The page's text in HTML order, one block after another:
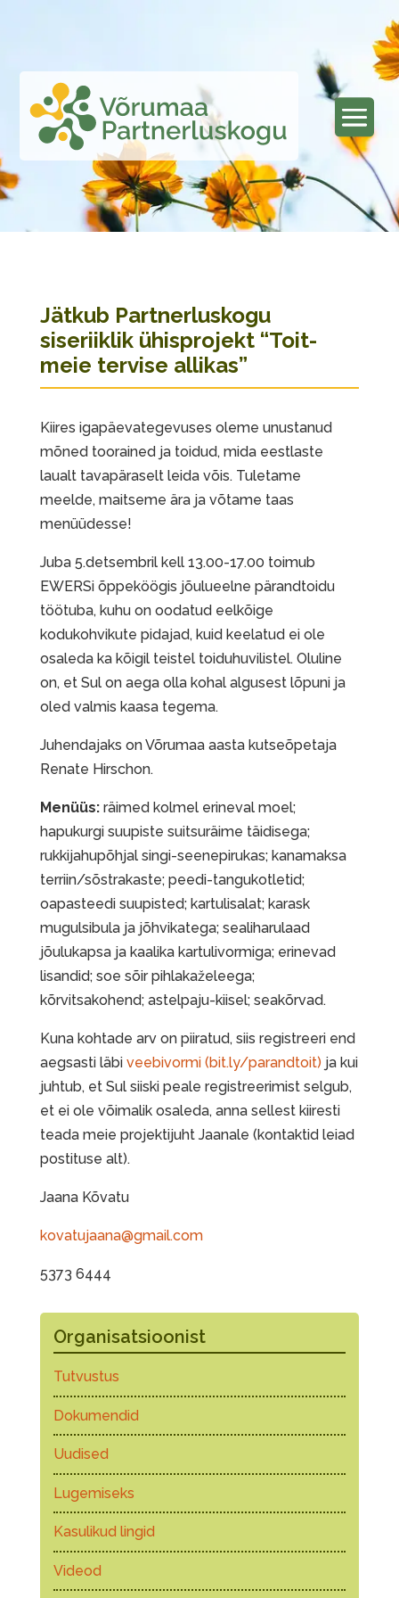
Jätkub Partnerluskogu
siseriiklik ühisprojekt “Toit-
meie tervise allikas”
Kiires igapäevategevuses oleme unustanud
mõned toorained ja toidud, mida eestlaste
laualt tavapäraselt leida võis. Tuletame
meelde, maitseme ära ja võtame taas
menüüdesse!
Juba 5.detsembril kell 13.00-17.00 toimub
EWERSi õppeköögis jõulueelne pärandtoidu
töötuba, kuhu on oodatud eelkõige
kodukohvikute pidajad, kuid keelatud ei ole
osaleda ka kõigil teistel toiduhuvilistel. Oluline
on, et Sul on aega olla kohal algusest lõpuni ja
oled valmis kaasa tegema.
Juhendajaks on Võrumaa aasta kutseõpetaja
Renate Hirschon.
Menüüs:räimed kolmel erineval moel;
hapukurgi suupiste suitsuräime täidisega;
rukkijahupõhjal singi-seenepirukas; kanamaksa
terriin/sõstrakaste; peedi-tangukotletid;
oapasteedi suupisted; kartulisalat; karask
mugulsibula ja jõhvikatega; sealiharulaad
jõulukapsa ja kaalika kartulivormiga; erinevad
lisandid; soe sõir pihlakaželeega;
kõrvitsakohend; astelpaju-kiisel; seakõrvad.
Kuna kohtade arv on piiratud, siis registreeri end
aegsasti läbi veebivormi (bit.ly/parandtoit) ja kui
juhtub, et Sul siiski peale registreerimist selgub,
et ei ole võimalik osaleda, anna sellest kiiresti
teada meie projektijuht Jaanale (kontaktid leiad
postituse alt).
Jaana Kõvatu
kovatujaana@gmail.com
5373 6444
Organisatsioonist
Tutvustus
Dokumendid
Uudised
Lugemiseks
Kasulikud lingid
Videod